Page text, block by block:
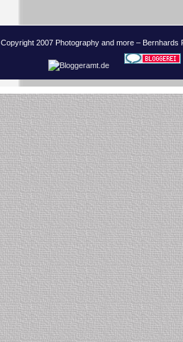
Copyright 2007 Photography and more –